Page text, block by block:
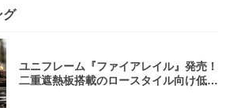
グ
ユニフレーム『ファイアレイル』発売！
二重遮熱板搭載のロースタイル向け低型